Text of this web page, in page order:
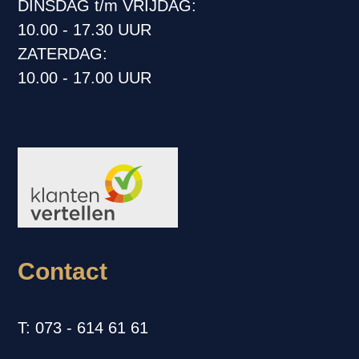
DINSDAG t/m VRIJDAG:
10.00 - 17.30 UUR
ZATERDAG:
10.00 - 17.00 UUR
Contact
T: 073 - 614 61 61